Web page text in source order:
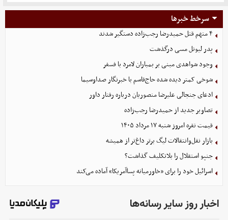
سرخط خبرها
۴ متهم قتل حمیدرضا رجب‌زاده دستگیر شدند
پدر لیونل مسی درگذشت
وجود شواهدی مبنی بر بمباران لامرد با فسفر
شوخی کمتر دیده شده حاج‌قاسم با خبرنگار صداوسیما
ادعای جنجالی علیرضا منصوریان درباره رفتار داور
تصاویر جدید از حمیدرضا رجب‌زاده
قیمت نقره امروز شنبه ۱۷ مرداد ۱۴۰۵
بازار نقل‌وانتقالات لیگ برتر داغ‌تر از همیشه
جنپو استقلال را بلاتکلیف گذاشت؟
اسرائیل خود را برای «خاورمیانه پساآمریکا» آماده می‌کند